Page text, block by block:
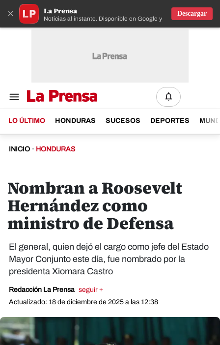
× La Prensa
Noticias al instante. Disponible en Google y IOS
Descargar
LO ÚLTIMO HONDURAS SUCESOS DEPORTES
INICIO · HONDURAS
Nombran a Roosevelt
Hernández como
ministro de Defensa
El general, quien dejó el cargo como jefe del Estado
Mayor Conjunto este día, fue nombrado por la
presidenta Xiomara Castro
Redacción La Prensa seguir +
Actualizado: 18 de diciembre de 2025 a las 12:38